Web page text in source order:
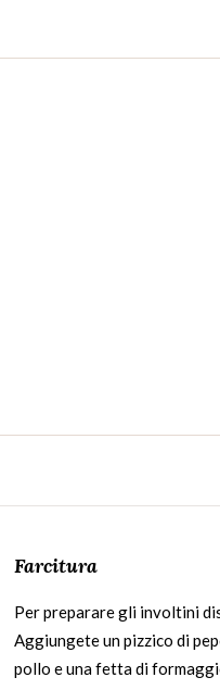
Farcitura
Per preparare gli involtini
Aggiungete un pizzico di
pollo e una fetta di